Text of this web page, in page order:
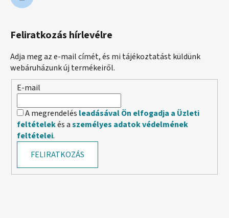
Feliratkozás hírlevélre
Adja meg az e-mail címét, és mi tájékoztatást küldünk
webáruházunk új termékeiről.
E-mail
A megrendelés leadásával Ön elfogadja a Üzleti
feltételekés aszemélyes adatok védelmének
feltételei.
FELIRATKOZÁS